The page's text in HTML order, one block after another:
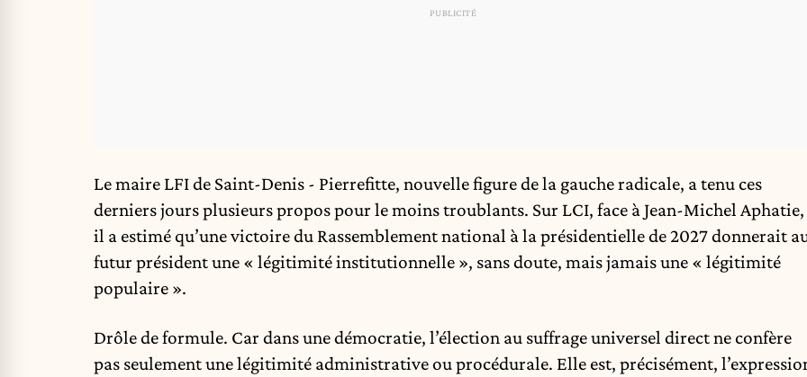
Le maire LFI de Saint-Denis - Pierrefitte, nouvelle figure de la gauche radicale, a tenu ces
derniers jours plusieurs propos pour le moins troublants. Sur LCI, face à Jean-Michel Aphatie,
il a estimé qu’une victoire du Rassemblement national à la présidentielle de 2027 donnerait
futur président une « légitimité institutionnelle », sans doute, mais jamais une « légitimité
populaire ».
Drôle de formule. Car dans une démocratie, l’élection au suffrage universel direct ne confère
pas seulement une légitimité administrative ou procédurale. Elle est, précisément,